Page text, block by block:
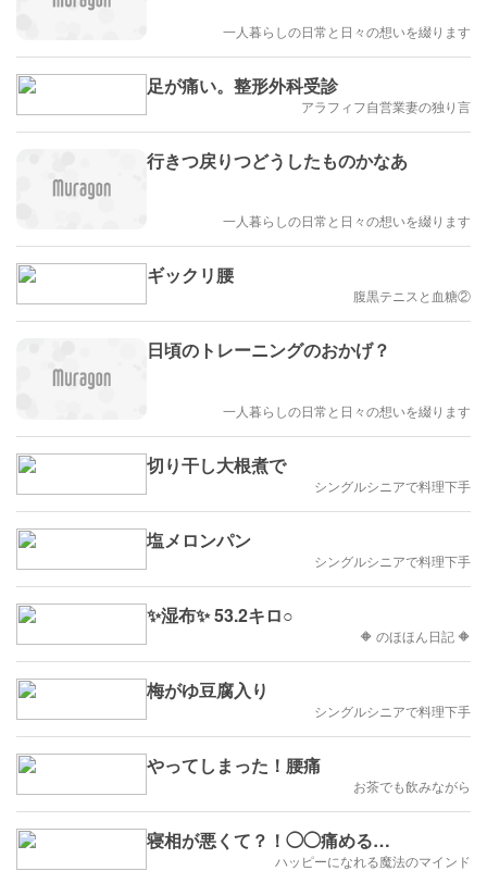
一人暮らしの日常と日々の想いを綴ります
足が痛い。整形外科受診
アラフィフ自営業妻の独り言
行きつ戻りつどうしたものかなあ
一人暮らしの日常と日々の想いを綴ります
ギックリ腰
腹黒テニスと血糖②
日頃のトレーニングのおかげ？
一人暮らしの日常と日々の想いを綴ります
切り干し大根煮で
シングルシニアで料理下手
塩メロンパン
シングルシニアで料理下手
✨湿布✨ 53.2キロ○
🔶 のほほん日記 🔶
梅がゆ豆腐入り
シングルシニアで料理下手
やってしまった！腰痛
お茶でも飲みながら
寝相が悪くて？！◯◯痛める…
ハッピーになれる魔法のマインド